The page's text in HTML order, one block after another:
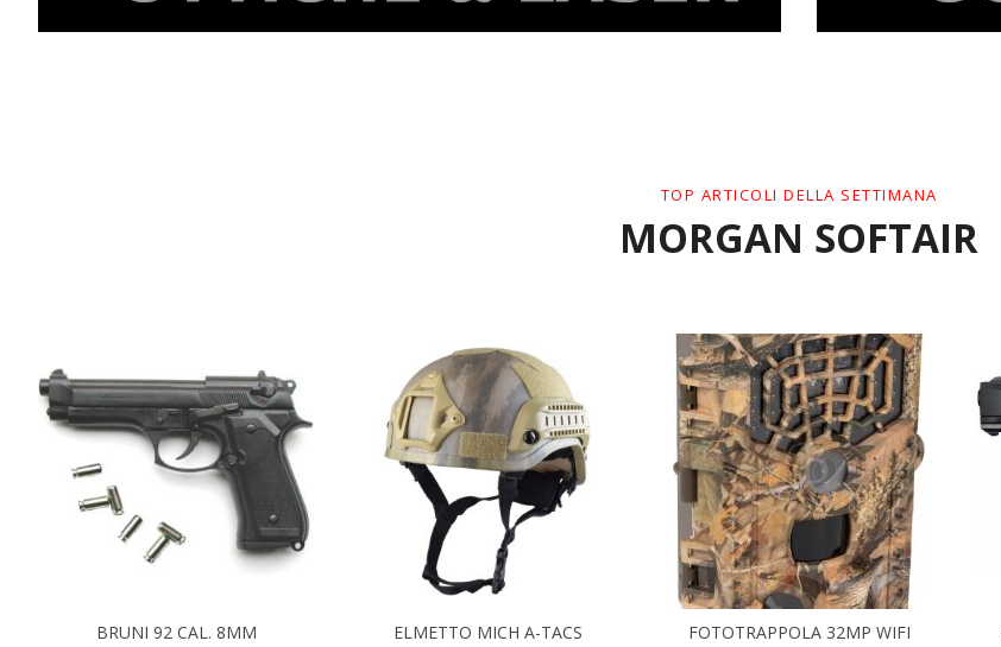
TOP ARTICOLI DELLA SETTIMANA
MORGAN SOFTAIR
BRUNI 92 CAL. 8MM
ELMETTO MICH A-TACS
FOTOTRAPPOLA 32MP WIFI